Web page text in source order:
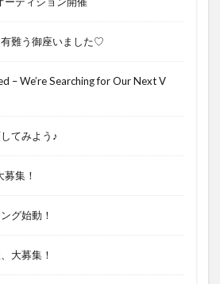
難う御座いました♡
– We’re Searching for Our Next V
てみよう♪
集！
グ始動！
大募集！